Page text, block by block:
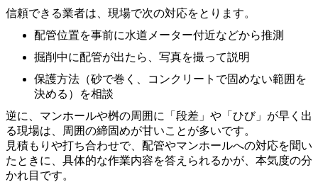
信頼できる業者は、現場で次の対応をとります。
配管位置を事前に水道メーター付近などから推測
掘削中に配管が出たら、写真を撮って説明
保護方法（砂で巻く、コンクリートで固めない範囲を
決める）を相談
逆に、マンホールや桝の周囲に「段差」や「ひび」が早く出
る現場は、周囲の締固めが甘いことが多いです。
見積もりや打ち合わせで、配管やマンホールへの対応を聞い
たときに、具体的な作業内容を答えられるかが、本気度の分
かれ目です。